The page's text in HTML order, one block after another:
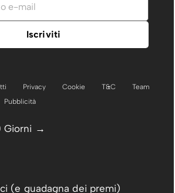
Privacy Cookie T&C
Team
Pubblicità
Giorni →
(e guadagna dei premi)